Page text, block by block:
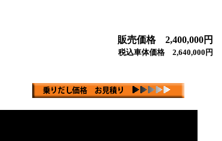
販売価格 2,400,000円
税込車体価格 2,640,000円